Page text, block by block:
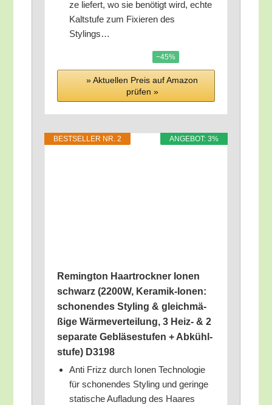
ze lie­fert, wo sie benö­tigt wird, ech­te
Kalt­stu­fe zum Fixie­ren des
Stylings…
−45%
» Aktu­el­len Preis auf Ama­zon
prü­fen »
ANGE­BOT: 3%
BEST­SEL­LER NR. 2
Reming­ton Haar­trock­ner Ionen
schwarz (2200W, Kera­mik-Ionen:
scho­nen­des Sty­ling & gleich­mä­
ßi­ge Wär­me­ver­tei­lung, 3 Heiz- & 2
sepa­ra­te Geblä­se­stu­fen + Abkühl­
stu­fe) D3198
Anti Frizz durch Ionen Tech­no­lo­gie
für scho­nen­des Sty­ling und gerin­ge
sta­ti­sche Auf­la­dung des Haares